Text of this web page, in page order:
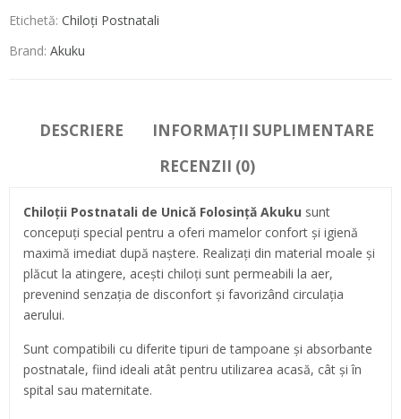
Etichetă: Chiloți Postnatali
Brand: Akuku
DESCRIERE
INFORMAȚII SUPLIMENTARE
RECENZII (0)
Chiloții Postnatali de Unică Folosință Akuku sunt
concepuți special pentru a oferi mamelor confort și igienă
maximă imediat după naștere. Realizați din material moale și
plăcut la atingere, acești chiloți sunt permeabili la aer,
prevenind senzația de disconfort și favorizând circulația
aerului.
Sunt compatibili cu diferite tipuri de tampoane și absorbante
postnatale, fiind ideali atât pentru utilizarea acasă, cât și în
spital sau maternitate.